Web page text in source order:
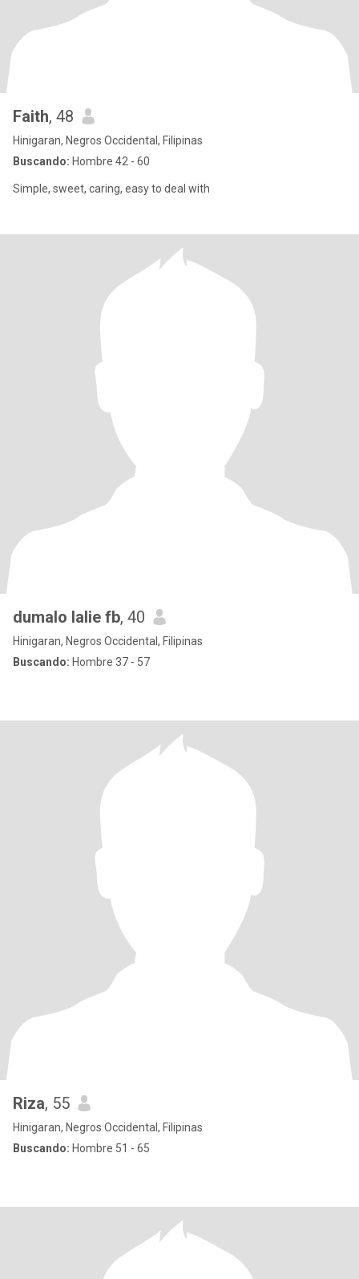
Faith, 48
Hinigaran, Negros Occidental, Filipinas
Buscando: Hombre 42 - 60
Simple, sweet, caring, easy to deal with
dumalo lalie fb, 40
Hinigaran, Negros Occidental, Filipinas
Buscando: Hombre 37 - 57
Riza, 55
Hinigaran, Negros Occidental, Filipinas
Buscando: Hombre 51 - 65